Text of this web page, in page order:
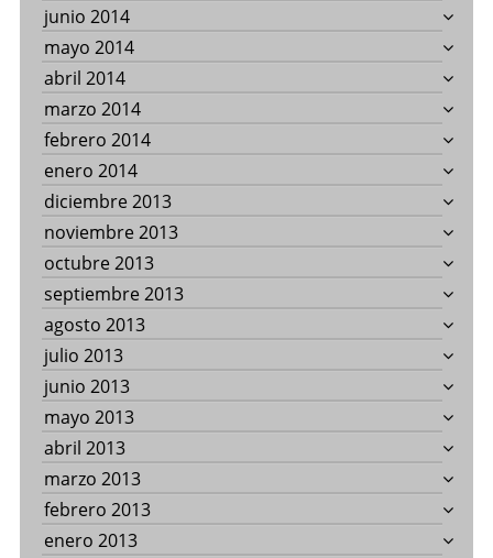
junio 2014
mayo 2014
abril 2014
marzo 2014
febrero 2014
enero 2014
diciembre 2013
noviembre 2013
octubre 2013
septiembre 2013
agosto 2013
julio 2013
junio 2013
mayo 2013
abril 2013
marzo 2013
febrero 2013
enero 2013